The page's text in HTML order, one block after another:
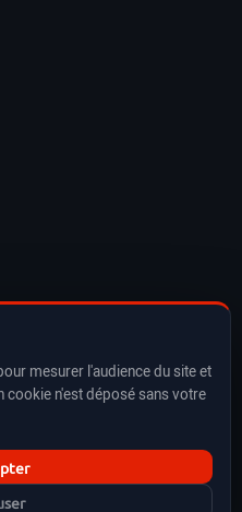
mesurer l'audience du site et
n'est déposé sans votre
— BE0778316221